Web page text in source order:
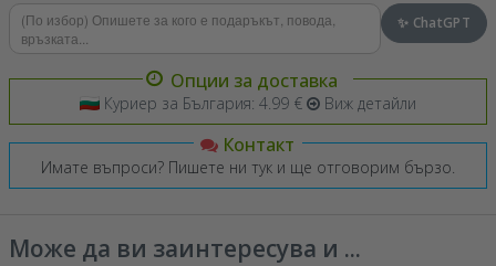
✨ ChatGPT
Опции за доставка
Куриер за България: 4.99 € Виж детайли
Контакт
Имате въпроси? Пишете ни тук и ще отговорим бързо.
Може да ви заинтересува и ...